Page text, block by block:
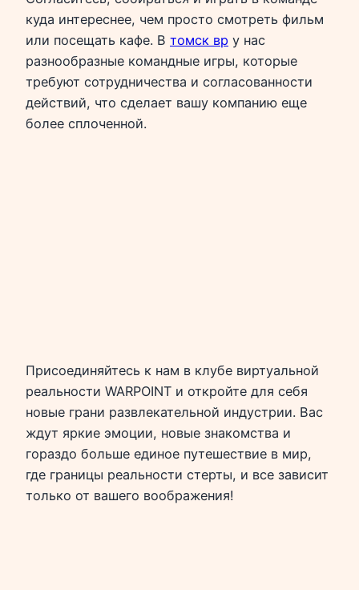
куда интереснее, чем просто смотреть фильм
или посещать кафе. В томск вр у нас
разнообразные командные игры, которые
требуют сотрудничества и согласованности
действий, что сделает вашу компанию еще
более сплоченной.
Присоединяйтесь к нам в клубе виртуальной
реальности WARPOINT и откройте для себя
новые грани развлекательной индустрии. Вас
ждут яркие эмоции, новые знакомства и
гораздо больше единое путешествие в мир,
где границы реальности стерты, и все зависит
только от вашего воображения!